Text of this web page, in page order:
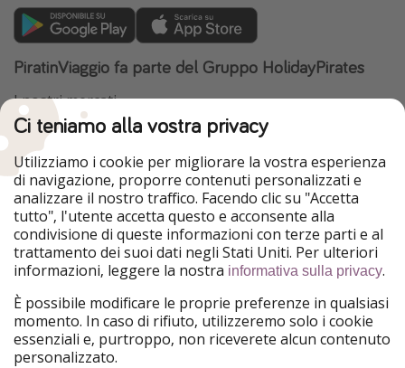
PiratinViaggio fa parte del Gruppo HolidayPirates
I nostri mercati
HolidayPirates
VakantiePiraten
WakacyjniPiraci
Ferienpiraten
Urlaubspiraten
Urlaubspiraten
ViajerosPiratas
TravelPirates
Il nostro gruppo
HolidayPirates Group
Conoscici meglio
Chi siamo
Informazioni legali
Termini d' Uso
Ci teniamo alla vostra privacy
Utilizziamo i cookie per migliorare la vostra esperienza
di navigazione, proporre contenuti personalizzati e
analizzare il nostro traffico. Facendo clic su "Accetta
tutto", l'utente accetta questo e acconsente alla
condivisione di queste informazioni con terze parti e al
trattamento dei suoi dati negli Stati Uniti. Per ulteriori
informazioni, leggere la nostra informativa sulla privacy.
È possibile modificare le proprie preferenze in qualsiasi
momento. In caso di rifiuto, utilizzeremo solo i cookie
essenziali e, purtroppo, non riceverete alcun contenuto
personalizzato.